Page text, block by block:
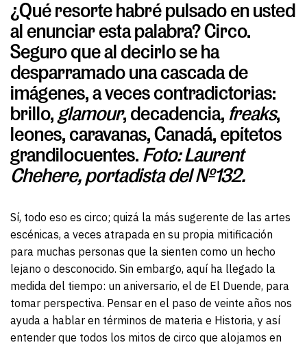
¿Qué resorte habré pulsado en usted
al enunciar esta palabra? Circo.
Seguro que al decirlo se ha
desparramado una cascada de
imágenes, a veces contradictorias:
brillo, glamour, decadencia, freaks,
leones, caravanas, Canadá, epítetos
grandilocuentes. Foto: Laurent
Chehere, portadista del Nº132.
Sí, todo eso es circo; quizá la más sugerente de las artes
escénicas, a veces atrapada en su propia mitificación
para muchas personas que la sienten como un hecho
lejano o desconocido. Sin embargo, aquí ha llegado la
medida del tiempo: un aniversario, el de El Duende, para
tomar perspectiva. Pensar en el paso de veinte años nos
ayuda a hablar en términos de materia e Historia, y así
entender que todos los mitos de circo que alojamos en